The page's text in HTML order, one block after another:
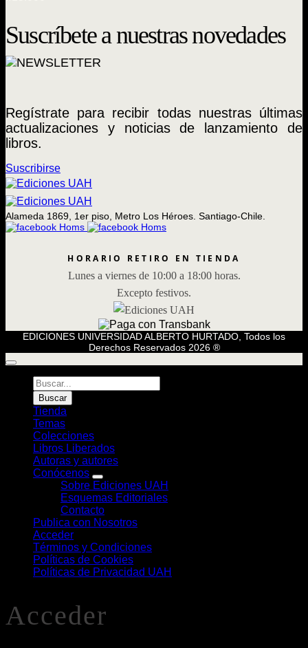
Suscríbete a nuestras novedades
Regístrate para recibir todas nuestras últimas
actualizaciones y noticias de lanzamiento de
libros.
Suscribirse
Alameda 1869, 1er piso, Metro Los Héroes. Santiago-Chile.
HORARIO RETIRO EN TIENDA
Lunes a viernes de 10:00 a 18:00 horas.
Excepto festivos.
EDICIONES UNIVERSIDAD ALBERTO HURTADO, Todos los
Derechos Reservados 2026 ®
Búsqueda
de
Libros
Buscar
Tienda
Temas
Colecciones
Libros Liberados
Autoras y autores
Conócenos
Sobre Ediciones UAH
Esquemas Editoriales
Contacto
Publica con Nosotros
Acceder
Términos y Condiciones
Políticas de Cookies
Políticas de Privacidad UAH
Acceder